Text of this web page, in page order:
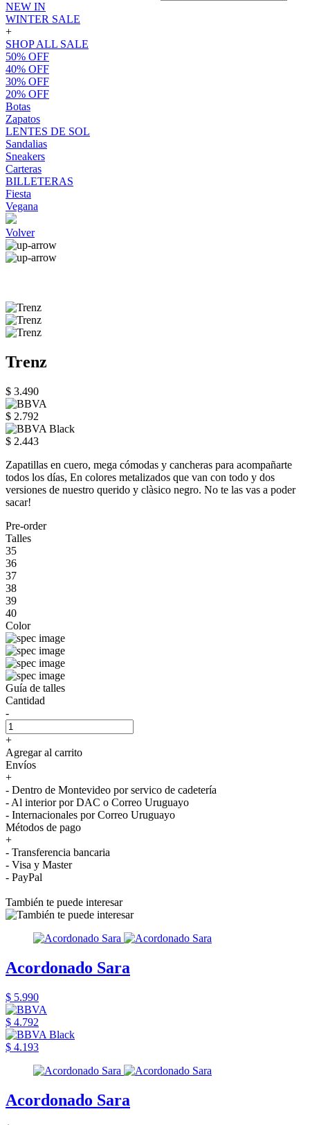
NEW IN
WINTER SALE
+
SHOP ALL SALE
50% OFF
40% OFF
30% OFF
20% OFF
Botas
Zapatos
LENTES DE SOL
Sandalias
Sneakers
Carteras
BILLETERAS
Fiesta
Vegana
Volver
Trenz
$ 3.490
$ 2.792
$ 2.443
Zapatillas en cuero, mega cómodas y cancheras para acompañarte
todos los días, En colores metalizados que van con todo y dos
versiones de nuestro querido y clàsico negro. No te las vas a poder
sacar!
Pre-order
Talles
35
36
37
38
39
40
Color
Guía de talles
Cantidad
-
+
Agregar al carrito
Envíos
+
- Dentro de Montevideo por servico de cadetería
- Al interior por DAC o Correo Uruguayo
- Internacionales por Correo Uruguayo
Métodos de pago
+
- Transferencia bancaria
- Visa y Master
- PayPal
También te puede interesar
Acordonado Sara
$ 5.990
$ 4.792
$ 4.193
Acordonado Sara